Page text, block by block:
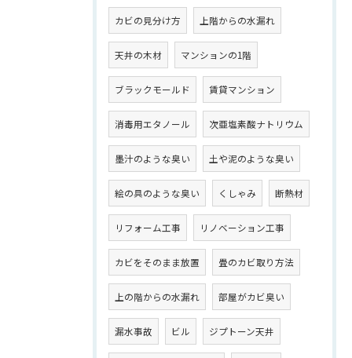
カビの見分け方 上階からの水漏れ
天井の木材 マンションの1階
ブラックモールド 賃貸マンション
消毒用エタノール 次亜塩素酸ナトリウム
墨汁のような臭い 土や泥のような臭い
絵の具のような臭い くしゃみ 断熱材
リフォーム工事 リノベーション工事
カビをそのまま放置 畳のカビ取り方法
上の階からの水漏れ 部屋がカビ臭い
漏水事故 ビル ジプトーン天井